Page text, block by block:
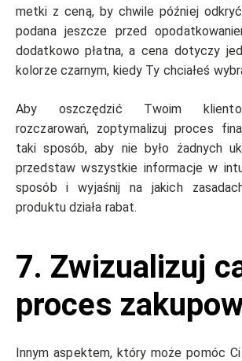
metki z ceną, by chwile później
podana jeszcze przed
dodatkowo płatna, a cena dotyczy
kolorze czarnym, kiedy Ty chciałeś
Aby oszczędzić Twoim
rozczarowań, zoptymalizuj proces
taki sposób, aby nie było żadnych
przedstaw wszystkie informacje w
sposób i wyjaśnij na jakich
produktu działa rabat.
7. Zwizualizuj
proces
Innym aspektem, który może pomóc